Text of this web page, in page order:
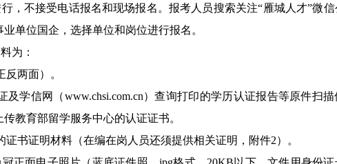
，不接受电话报名和现场报名。报考人员搜索关注“雁城人才”微信
业单位国企，选择单位和岗位进行报名。
为：
两面）。
及学信网（www.chsi.com.cn）查询打印的学历认证报告等原件扫描
传教育部留学服务中心的认证证书。
证书证明材料（在编在岗人员还须提供相关证明，附件2）。